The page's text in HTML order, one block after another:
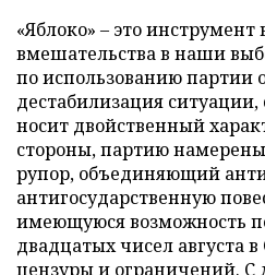
«Яблоко» – это
вмешательства в наши
по использованию партии
дестабилизация
носит двойственный
стороны, партию
рупор, объединяющий
антигосударственную
имеющуюся возможность
двадцатых чисел августа
цензуры и ограничений. С